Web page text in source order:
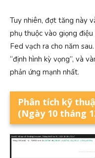
Tuy nhiên, đợt tăng này
phụ thuộc vào giọng
Fed vạch ra cho năm
“định hình kỳ vọng”, và
phản ứng mạnh nhất.
Phân tích kỹ
(Ngày 10 tháng